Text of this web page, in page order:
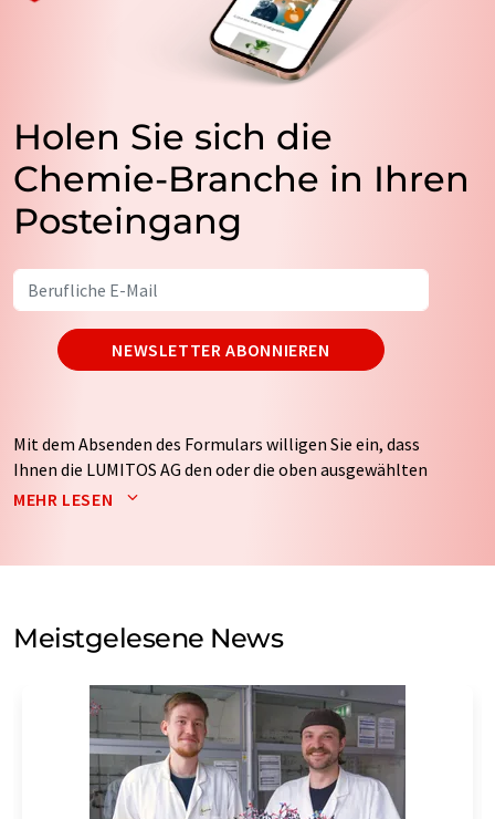
Holen Sie sich die
Chemie-Branche in Ihren
Posteingang
NEWSLETTER ABONNIEREN
Mit dem Absenden des Formulars willigen Sie ein, dass
Ihnen die LUMITOS AG den oder die oben ausgewählten
Newsletter per E-Mail zusendet. Ihre Daten werden
auf Basis unsererDatenschutzerklärung. LUMITOS darf
Meinungsforschung per E-Mail kontaktieren. Ihre
Einwilligung können Sie jederzeit ohne Angabe von
Str. 2, 12489 Berlin oder per E-Mail unter
widerruf@lumitos.commit Wirkung für die Zukunft
widerrufen. Zudem ist in jeder E-Mail ein Link zur
Abbestellung des entsprechenden Newsletters
enthalten.
MEHR LESEN
Meistgelesene News